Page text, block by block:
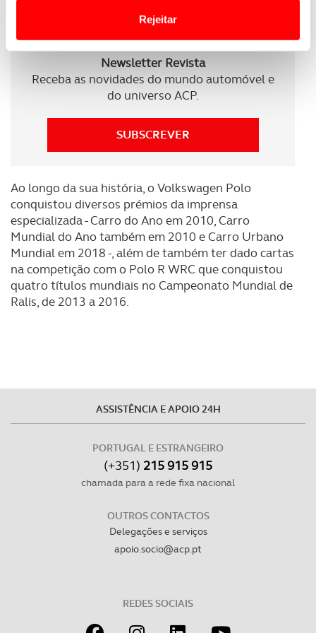
personalizar conteúdos e anúncios, para lhe proporcionar
funcionalidades de redes sociais, bem como para
analisar dados de navegação no nosso website.
Adicionalmente partilhamos informação, relativa à sua
O ACP garantirá que as transferências internacionais de
dados pessoais serão realizadas apenas com o seu
consentimento e quando tal se afigure estritamente
necessário no contexto dos serviços a prestar.
Realçamos que o bloqueio de certo tipo de Cookies e
tecnologias similares pode ter impacto na sua
Rejeitar
limitada Polo GTI Edition 25 para celebrar os 25
Newsletter Revista
Receba as novidades do mundo automóvel e
do universo ACP.
SUBSCREVER
Ao longo da sua história, o Volkswagen Polo
conquistou diversos prémios da imprensa
especializada - Carro do Ano em 2010, Carro
Mundial do Ano também em 2010 e Carro Urbano
Mundial em 2018 -, além de também ter dado cartas
na competição com o Polo R WRC que conquistou
quatro títulos mundiais no Campeonato Mundial de
Ralis, de 2013 a 2016.
ASSISTÊNCIA E APOIO 24H
PORTUGAL E ESTRANGEIRO
(+351) 215 915 915
chamada para a rede fixa nacional
OUTROS CONTACTOS
Delegações e serviços
apoio.socio@acp.pt
REDES SOCIAIS